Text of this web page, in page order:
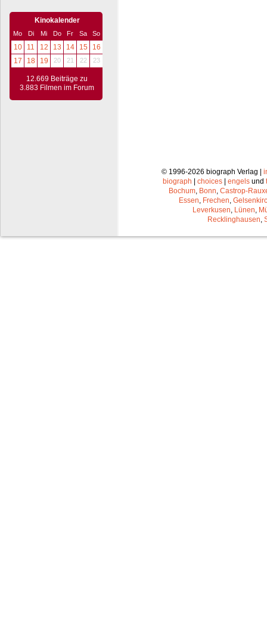
Kinokalender
Mo Di Mi Do Fr Sa So
10 11 12 13 14 15
16
17
18 19 20 21 22 23
12.669 Beiträge zu
3.883 Filmen im Forum
© 1996-2026 biograph Verlag |
biograph
choices engels und
Bochum, Bonn, Castrop-
Essen, Frechen,
Leverkusen, Lünen,
Recklinghausen,